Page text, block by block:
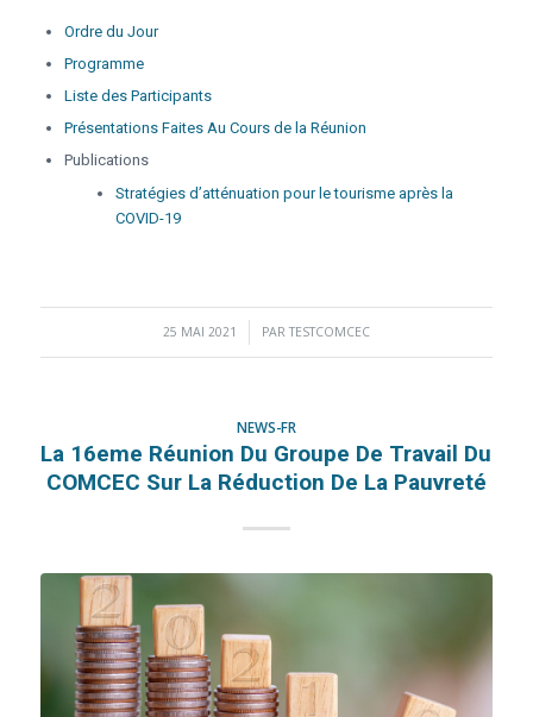
Ordre du Jour
Programme
Liste des Participants
Présentations Faites Au Cours de la Réunion
Publications
Stratégies d’atténuation pour le tourisme après la
COVID-19
25 MAI 2021
/ PARTESTCOMCEC
NEWS-FR
La 16eme Réunion Du Groupe De Travail Du
COMCEC Sur La Réduction De La Pauvreté